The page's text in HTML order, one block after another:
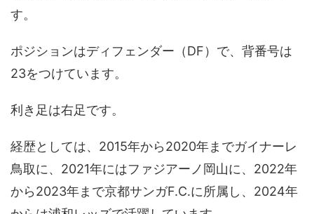
す。
ポジションはディフェンダー（DF）で、背番号は
23をつけています。
利き足は右足です。
経歴としては、2015年から2020年までガイナーレ
鳥取に、2021年にはファジアーノ岡山に、2022年
から2023年まで京都サンガF.C.に所属し、2024年